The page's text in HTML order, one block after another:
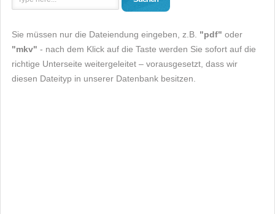
Sie müssen nur die Dateiendung eingeben, z.B. "pdf" oder
"mkv" - nach dem Klick auf die Taste werden Sie sofort auf die
richtige Unterseite weitergeleitet – vorausgesetzt, dass wir
diesen Dateityp in unserer Datenbank besitzen.